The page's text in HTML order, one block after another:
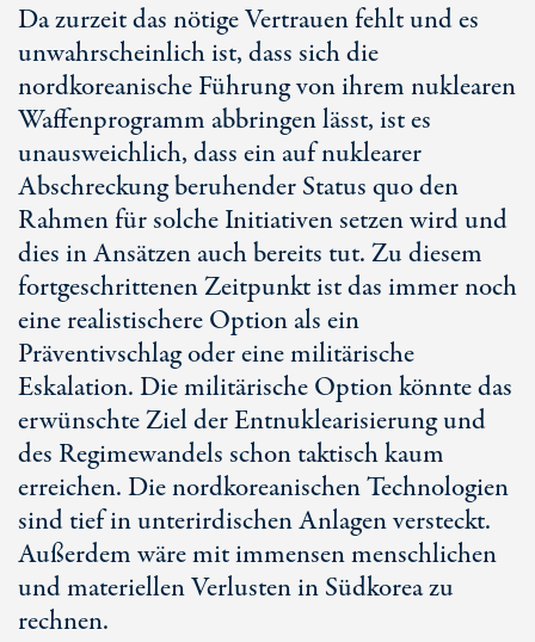
Da zurzeit das nötige Vertrauen fehlt und es
unwahrscheinlich ist, dass sich die
nordkoreanische Führung von ihrem nuklearen
Waffenprogramm abbringen lässt, ist es
unausweichlich, dass ein auf nuklearer
Abschreckung beruhender Status quo den
Rahmen für solche Initiativen setzen wird und
dies in Ansätzen auch bereits tut. Zu diesem
fortgeschrittenen Zeitpunkt ist das immer noch
eine realistischere Option als ein
Präventivschlag oder eine militärische
Eskalation. Die militärische Option könnte das
erwünschte Ziel der Entnuklearisierung und
des Regimewandels schon taktisch kaum
erreichen. Die nordkoreanischen Technologien
sind tief in unterirdischen Anlagen versteckt.
Außerdem wäre mit immensen menschlichen
und materiellen Verlusten in Südkorea zu
rechnen.